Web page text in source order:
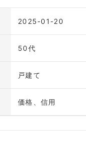
2025-01-20
50代
戸建て
価格、信用